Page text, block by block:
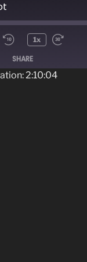
1x
SHARE
2:10:04